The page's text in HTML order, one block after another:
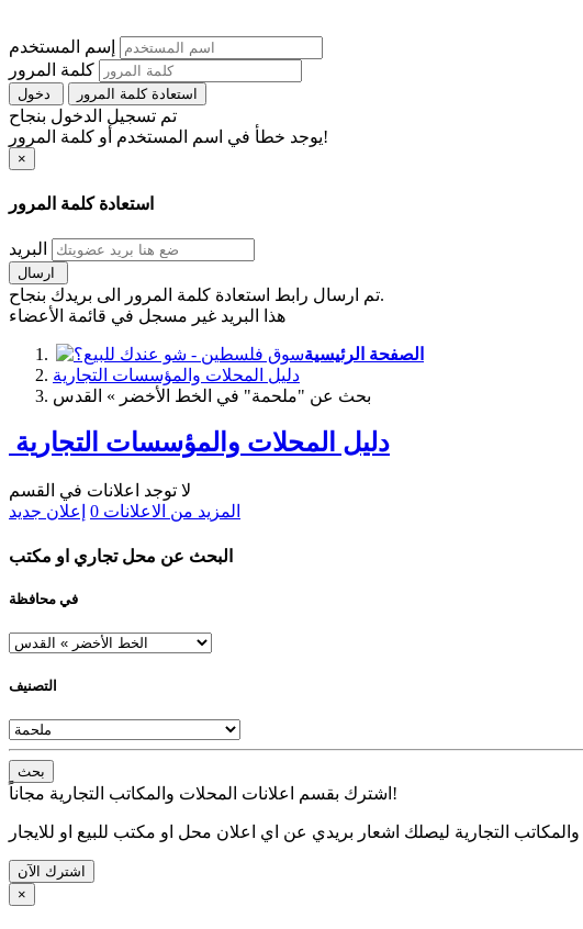
إسم المستخدم
كلمة المرور
استعادة كلمة المرور
تم تسجيل الدخول بنجاح
يوجد خطأ في اسم المستخدم أو كلمة المرور!
×
استعادة كلمة المرور
البريد
تم ارسال رابط استعادة كلمة المرور الى بريدك بنجاح.
هذا البريد غير مسجل في قائمة الأعضاء
الصفحة الرئيسية
دليل المحلات والمؤسسات التجارية
بحث عن "ملحمة" في الخط الأخضر » القدس
دليل المحلات والمؤسسات التجارية
لا توجد اعلانات في القسم
المزيد من الاعلانات 0 إعلان جديد
البحث عن محل تجاري او مكتب
في محافظة
التصنيف
بحث
اشترك بقسم اعلانات المحلات والمكاتب التجارية مجاناً!
التجارية ليصلك اشعار بريدي عن اي اعلان محل او مكتب للبيع او للايجار
اشترك الآن
×